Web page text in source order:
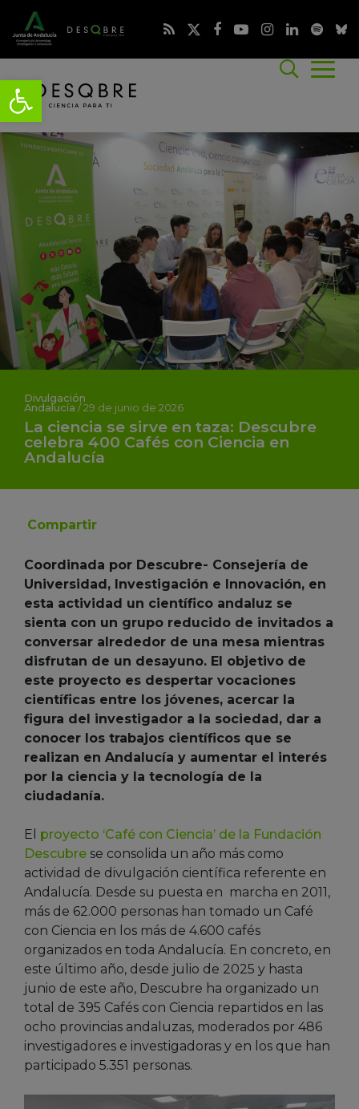
Divulgación
Andalucía / 29 de junio de 2026
La ciencia se sirve en taza: Descubre
celebra 400 Cafés con Ciencia en
Andalucía
Compartir
Coordinada por Descubre- Consejería de
Universidad, Investigación e Innovación, en
esta actividad un científico andaluz se
sienta con un grupo reducido de invitados a
conversar alrededor de una mesa mientras
disfrutan de un desayuno. El objetivo de
este proyecto es despertar vocaciones
científicas entre los jóvenes, acercar la
figura del investigador a la sociedad, dar a
conocer los trabajos científicos que se
realizan en Andalucía y aumentar el interés
por la ciencia y la tecnología de la
ciudadanía.
El proyecto ‘Café con Ciencia’ de la Fundación
Descubre se consolida un año más como
actividad de divulgación científica referente en
Andalucía. Desde su puesta en marcha en 2011,
más de 62.000 personas han tomado un Café
con Ciencia en los más de 4.600 cafés
organizados en toda Andalucía. En concreto, en
este último año, desde julio de 2025 y hasta
junio de este año, Descubre ha organizado un
total de 395 Cafés con Ciencia repartidos en las
ocho provincias andaluzas, moderados por 486
investigadores e investigadoras y en los que han
participado 5.351 personas.